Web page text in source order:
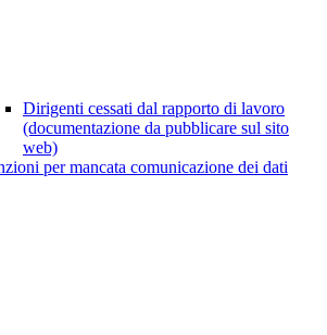
Dirigenti cessati dal rapporto di lavoro
(documentazione da pubblicare sul sito
web)
per mancata comunicazione dei dati